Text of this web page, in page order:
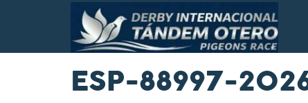
ESP-88997-